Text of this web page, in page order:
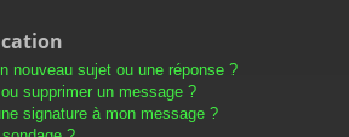
nouveau sujet ou une réponse ?
supprimer un message ?
signature à mon message ?